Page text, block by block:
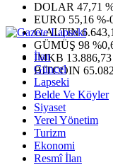
DOLAR 47,71
EURO 55,16 %-
G.ALTIN
GÜMÜŞ 98
IMKB 13.886,73
BITCOIN 65.082
İlan
Güncel
Lapseki
Belde Ve Köyler
Siyaset
Yerel Yönetim
Turizm
Ekonomi
Resmî İlan